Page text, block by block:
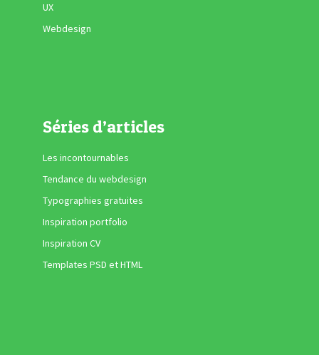
UX
Webdesign
Séries d’articles
Les incontournables
Tendance du webdesign
Typographies gratuites
Inspiration portfolio
Inspiration CV
Templates PSD et HTML